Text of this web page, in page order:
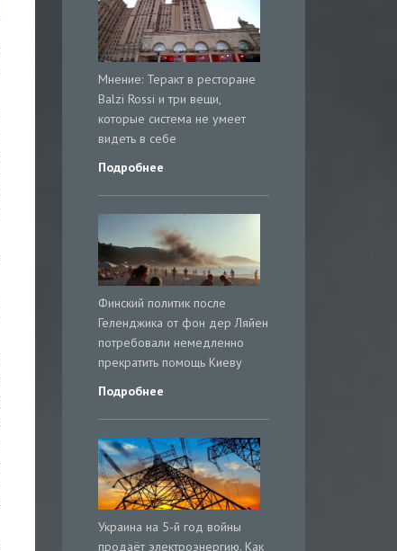
Мнение: Теракт в ресторане
Balzi Rossi и три вещи,
которые система не умеет
видеть в себе
Подробнее
Финский политик после
Геленджика от фон дер Ляйен
потребовали немедленно
прекратить помощь Киеву
Подробнее
Украина на 5-й год войны
продаёт электроэнергию. Как